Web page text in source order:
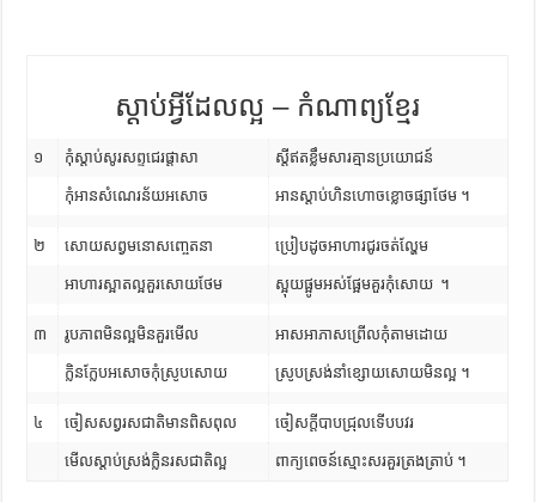
ស្តាប់អ្វីដែលល្អ – កំណាព្យខ្មែរ
១ កុំស្តាប់សូរសព្ទជេរផ្តាសា ស្តីឥតខ្លឹមសារគ្មានប្រយោជន៍
កុំអានសំណេរន័យអសោច អានស្តាប់ហិនហោចខ្លោចផ្សាថែម ។
២ សោយសព្វមនោសញ្ចេតនា ប្រៀបដូចអាហារជូរចត់ល្ហែម
អាហារស្អាតល្អគួរសោយថែម ស្អុយផ្អូមអស់ផ្អែមគួរកុំសោយ ។
៣ រូបភាពមិនល្អមិនគួរមើល អាសអាភាសព្រើលកុំតាមដោយ
ក្លិនក្លែបអសោចកុំស្រូបសោយ ស្រូបស្រង់នាំខ្សោយសោយមិនល្អ ។
៤ ចៀសសព្វរសជាតិមានពិសពុល ចៀសក្តីបាបជ្រុលទើបបវរ
មើលស្តាប់ស្រង់ក្លិនរសជាតិល្អ ពាក្យពេចន៍ស្មោះសរគួរត្រងត្រាប់ ។